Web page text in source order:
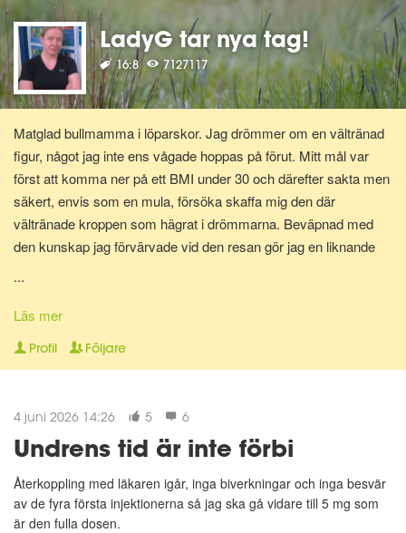
LadyG tar nya tag!
16:8 7127117
Matglad bullmamma i löparskor. Jag drömmer om en vältränad
figur, något jag inte ens vågade hoppas på förut. Mitt mål var
först att komma ner på ett BMI under 30 och därefter sakta men
säkert, envis som en mula, försöka skaffa mig den där
vältränade kroppen som hägrat i drömmarna. Beväpnad med
den kunskap jag förvärvade vid den resan gör jag en liknande
Nu för tiden är jag en av Matdagbokens mentorer, skicka ett
privat meddelande om du vill ha stöd och pepp privat eller om du
...
Läs mer
Profil Följare
4 juni 2026 14:26 5 6
Undrens tid är inte förbi
Återkoppling med läkaren igår, inga biverkningar och inga besvär
av de fyra första injektionerna så jag ska gå vidare till 5 mg som
är den fulla dosen.